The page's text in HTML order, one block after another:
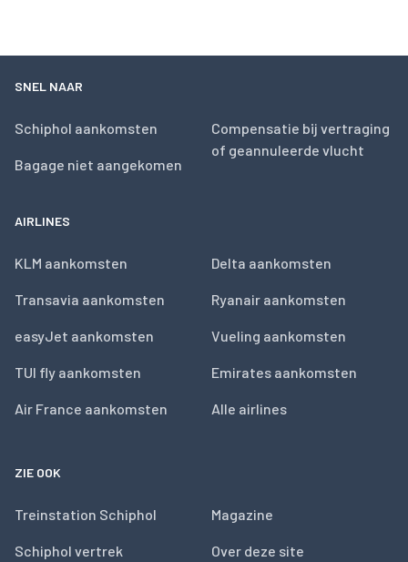
SNEL NAAR
Schiphol aankomsten
Bagage niet aangekomen
Compensatie bij vertraging
of geannuleerde vlucht
AIRLINES
KLM aankomsten
Transavia aankomsten
easyJet aankomsten
TUI fly aankomsten
Air France aankomsten
Delta aankomsten
Ryanair aankomsten
Vueling aankomsten
Emirates aankomsten
Alle airlines
ZIE OOK
Treinstation Schiphol
Schiphol vertrek
Magazine
Over deze site